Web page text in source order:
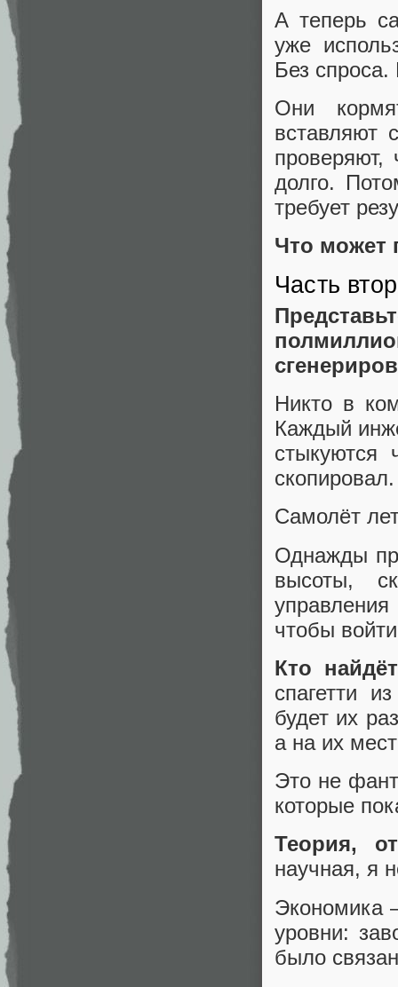
А теперь
уже
Без спроса.
Они
вставляют
проверяют,
долго.
требует
Что может
Часть
Никто в
Каждый
стыкуются
скопировал.
Самолёт
Однажды
высоты,
чтобы
Кто
спагетти
будет их
а на их
Это не
которые
Теория,
научная, я
Экономика
уровни:
было